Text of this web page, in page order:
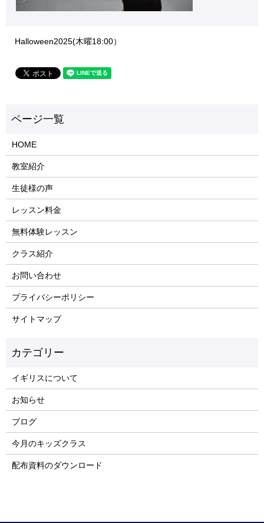
Halloween2025(木曜18:00）
HOME
教室紹介
生徒様の声
レッスン料金
無料体験レッスン
クラス紹介
お問い合わせ
プライバシーポリシー
サイトマップ
イギリスについて
お知らせ
ブログ
今月のキッズクラス
配布資料のダウンロード